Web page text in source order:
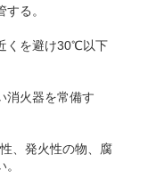
る。
くを避け30℃以下
消火器を常備す
、発火性の物、腐